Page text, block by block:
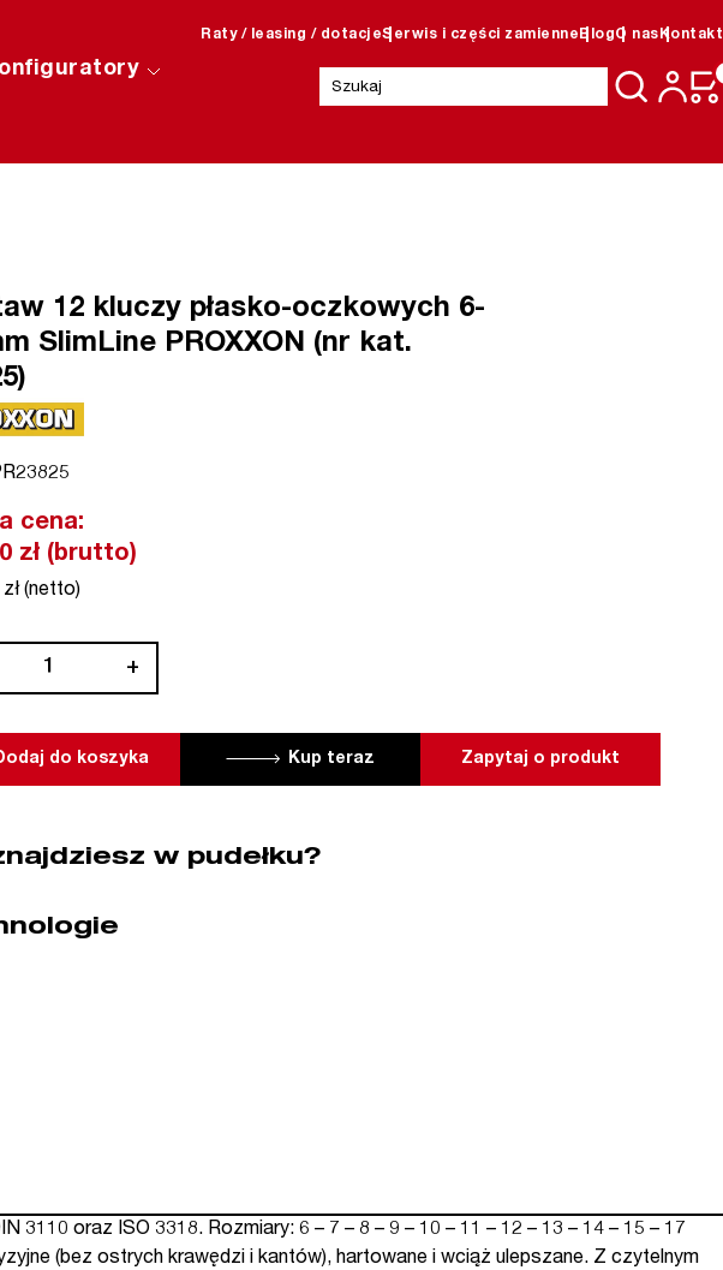
Raty / leasing / dotacjeSerwis i części zamienne BlogO nas Kontakt
Szukaj:
12 kluczy płasko-oczkowych 6-
SlimLine PROXXON (nr kat.
cena:
zł (brutto)
(netto)
+
do koszyka Zapytaj o produkt
Kup teraz
w pudełku?
oraz ISO 3318. Rozmiary: 6 – 7 – 8 – 9 – 10 – 11 – 12 – 13 – 14 – 15 – 17
(bez ostrych krawędzi i kantów), hartowane i wciąż ulepszane. Z czytelnym